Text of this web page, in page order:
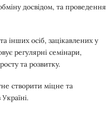
досвідом, та проведення
інших осіб, зацікавлених у
регулярні семінари,
та розвитку.
створити міцне та